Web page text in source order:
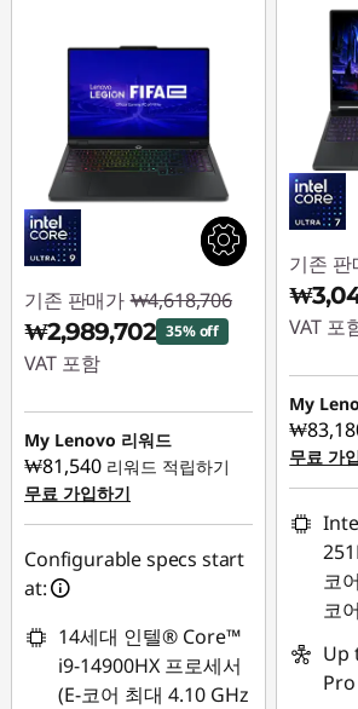
기존 판매가 ₩4,618,706
₩2,989,702 35% off
VAT 포함
즉시 할인: :-
₩1,629,004
My Lenovo 리워드
₩81,540 리워드 적립하기
무료 가입하기
Configurable specs start
at:
14세대 인텔® Core™
i9-14900HX 프로세서
(E-코어 최대 4.10 GHz
기존 판
VAT 포
즉시
My
무료 가
코
코
Up
Pro